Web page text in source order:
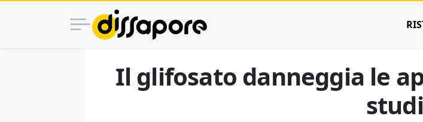
Il glifosato danneggia le